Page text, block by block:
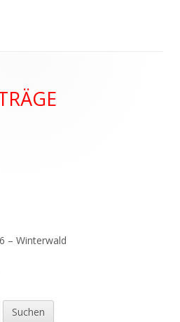
– Winterwald